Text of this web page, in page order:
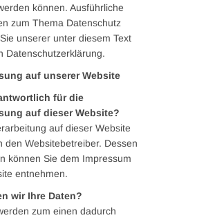
können. Ausführliche
zum Thema Datenschutz
unserer unter diesem Text
Datenschutzerklärung.
auf unserer Website
für die
auf dieser Website?
auf dieser Website
den Websitebetreiber. Dessen
können Sie dem Impressum
entnehmen.
wir Ihre Daten?
zum einen dadurch